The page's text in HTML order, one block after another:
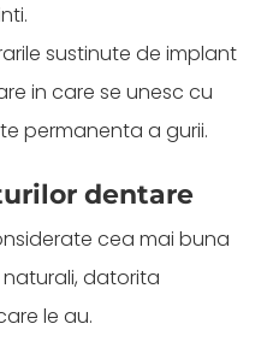
sustinute de implant
in care se unesc cu
permanenta a gurii.
dentare
cea mai buna
datorita
le au.